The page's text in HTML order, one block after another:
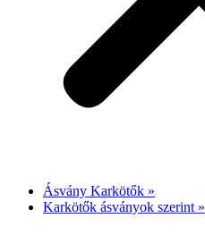
Ásvány Karkötők »
Karkötők ásványok szerint »